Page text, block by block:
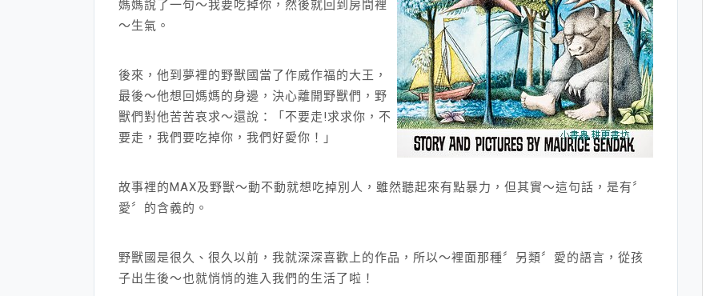
媽媽說了一句～我要吃掉你，然後就回到房間裡
～生氣。
後來，他到夢裡的野獸國當了作威作福的大王，
最後～他想回媽媽的身邊，決心離開野獸們，野
獸們對他苦苦哀求～還說：「不要走!求求你，不
要走，我們要吃掉你，我們好愛你！」
故事裡的MAX及野獸～動不動就想吃掉別人，雖然聽起來有點暴力，但其實～這句話，是有〞
愛〞的含義的。
野獸國是很久、很久以前，我就深深喜歡上的作品，所以～裡面那種〞另類〞愛的語言，從孩
子出生後～也就悄悄的進入我們的生活了啦！